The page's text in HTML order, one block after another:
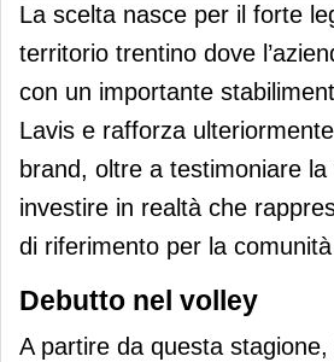
La scelta nasce per il forte
territorio trentino dove
con un importante
Lavis e rafforza
brand, oltre a testimoniare la
investire in realtà che
di riferimento per la
Debutto nel volley
A partire da questa stagione,